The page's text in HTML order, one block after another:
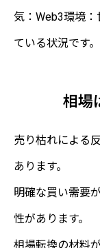
気：Web3環境
ている状況です。
相場
売り枯れによる
あります。
明確な買い需要
性があります。
相場転換の材料